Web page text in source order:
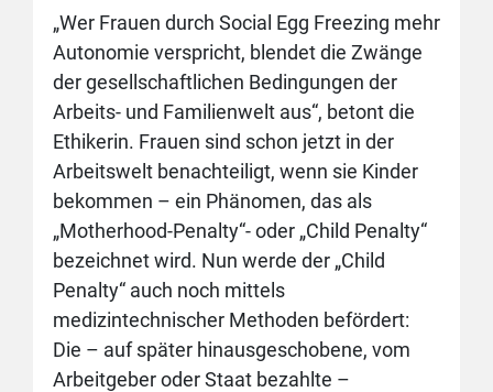
„Wer Frauen durch Social Egg Freezing mehr
Autonomie verspricht, blendet die Zwänge
der gesellschaftlichen Bedingungen der
Arbeits- und Familienwelt aus“, betont die
Ethikerin. Frauen sind schon jetzt in der
Arbeitswelt benachteiligt, wenn sie Kinder
bekommen – ein Phänomen, das als
„Motherhood-Penalty“- oder „Child Penalty“
bezeichnet wird. Nun werde der „Child
Penalty“ auch noch mittels
medizintechnischer Methoden befördert:
Die – auf später hinausgeschobene, vom
Arbeitgeber oder Staat bezahlte –